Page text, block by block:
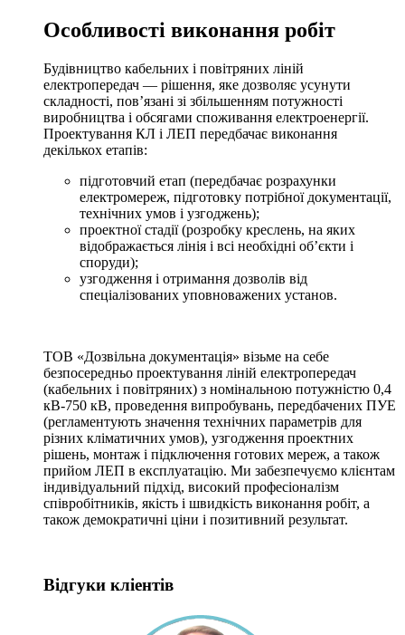
Особливості виконання робіт
Будівництво кабельних і повітряних ліній
електропередач — рішення, яке дозволяє усунути
складності, пов’язані зі збільшенням потужності
виробництва і обсягами споживання електроенергії.
Проектування КЛ і ЛЕП передбачає виконання
декількох етапів:
підготовчий етап (передбачає розрахунки
електромереж, підготовку потрібної документації,
технічних умов і узгоджень);
проектної стадії (розробку креслень, на яких
відображається лінія і всі необхідні об’єкти і
споруди);
узгодження і отримання дозволів від
спеціалізованих уповноважених установ.
ТОВ «Дозвільна документація» візьме на себе
безпосередньо проектування ліній електропередач
(кабельних і повітряних) з номінальною потужністю 0,4
кВ-750 кВ, проведення випробувань, передбачених ПУЕ
(регламентують значення технічних параметрів для
різних кліматичних умов), узгодження проектних
рішень, монтаж і підключення готових мереж, а також
прийом ЛЕП в експлуатацію. Ми забезпечуємо клієнтам
індивідуальний підхід, високий професіоналізм
співробітників, якість і швидкість виконання робіт, а
також демократичні ціни і позитивний результат.
Відгуки кліентів